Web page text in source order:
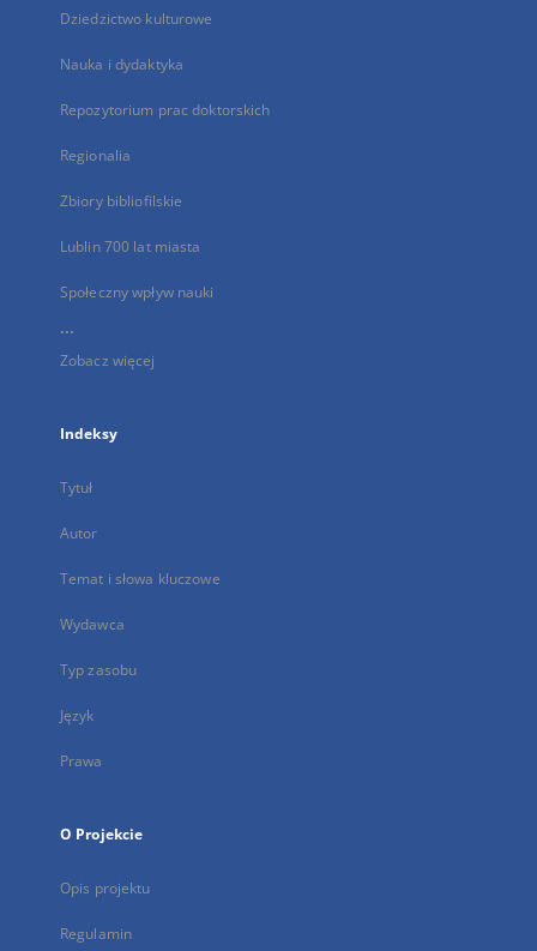
Dziedzictwo kulturowe
Nauka i dydaktyka
Repozytorium prac doktorskich
Regionalia
Zbiory bibliofilskie
Lublin 700 lat miasta
Społeczny wpływ nauki
...
Zobacz więcej
Indeksy
Tytuł
Autor
Temat i słowa kluczowe
Wydawca
Typ zasobu
Język
Prawa
O Projekcie
Opis projektu
Regulamin